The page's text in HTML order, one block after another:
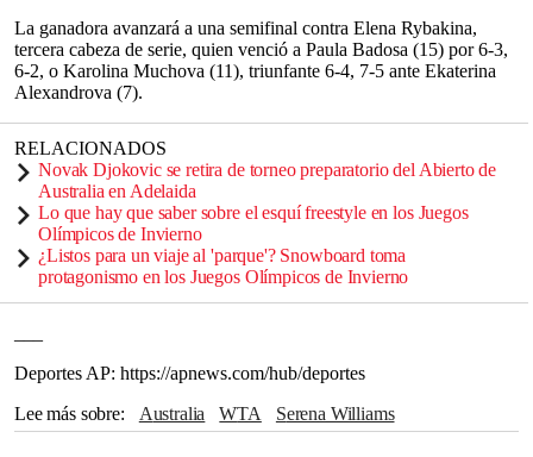
La ganadora avanzará a una semifinal contra Elena Rybakina,
tercera cabeza de serie, quien venció a Paula Badosa (15) por 6-3,
6-2, o Karolina Muchova (11), triunfante 6-4, 7-5 ante Ekaterina
Alexandrova (7).
RELACIONADOS
Novak Djokovic se retira de torneo preparatorio del Abierto de
Australia en Adelaida
Lo que hay que saber sobre el esquí freestyle en los Juegos
Olímpicos de Invierno
¿Listos para un viaje al 'parque'? Snowboard toma
protagonismo en los Juegos Olímpicos de Invierno
Deportes AP: https://apnews.com/hub/deportes
Lee más sobre
Australia WTA Serena Williams